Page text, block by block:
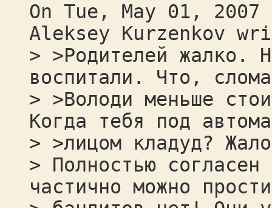
On Tue, May 01,
Aleksey Kurzenkov
> >Родителей жалко.
воспитали. Что,
> >Володи меньше
Когда тебя под
> >лицом кладуд?
> Полностью
частично можно